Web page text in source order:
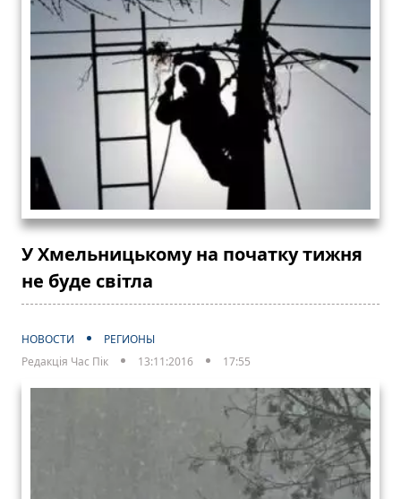
У Хмельницькому на початку тижня
не буде світла
НОВОСТИ
РЕГИОНЫ
Редакція Час Пік
13:11:2016 17:55